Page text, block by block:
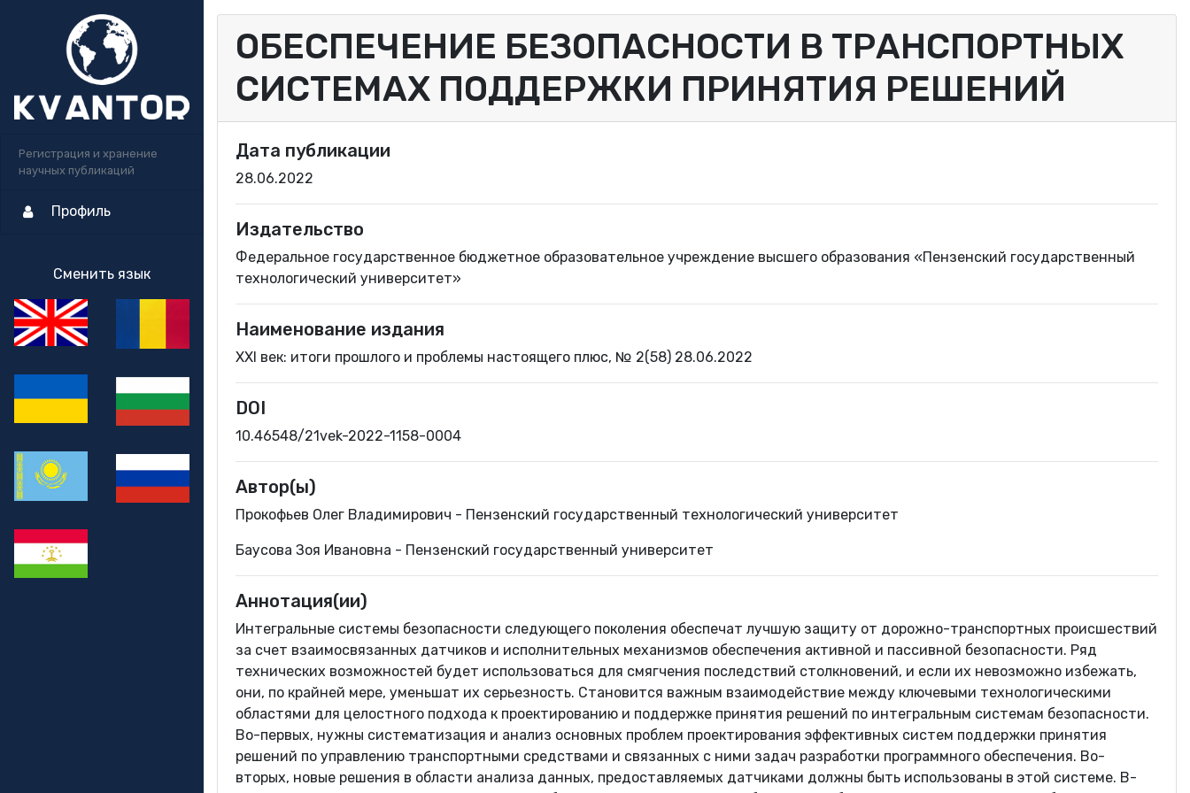
Регистрация и хранение
научных публикаций
Профиль
Сменить язык
ОБЕСПЕЧЕНИЕ БЕЗОПАСНОСТИ В ТРАНСПОРТНЫХ
СИСТЕМАХ ПОДДЕРЖКИ ПРИНЯТИЯ РЕШЕНИЙ
Дата публикации
28.06.2022
Издательство
Федеральное государственное бюджетное образовательное учреждение высшего образования «Пензенский государственный
технологический университет»
Наименование издания
XXI век: итоги прошлого и проблемы настоящего плюс, № 2(58) 28.06.2022
DOI
10.46548/21vek-2022-1158-0004
Автор(ы)
Прокофьев Олег Владимирович - Пензенский государственный технологический университет
Баусова Зоя Ивановна - Пензенский государственный университет
Аннотация(ии)
Интегральные системы безопасности следующего поколения обеспечат лучшую защиту от дорожно-транспортных происшествий
за счет взаимосвязанных датчиков и исполнительных механизмов обеспечения активной и пассивной безопасности. Ряд
технических возможностей будет использоваться для смягчения последствий столкновений, и если их невозможно избежать,
они, по крайней мере, уменьшат их серьезность. Становится важным взаимодействие между ключевыми технологическими
областями для целостного подхода к проектированию и поддержке принятия решений по интегральным системам безопасности.
Во-первых, нужны систематизация и анализ основных проблем проектирования эффективных систем поддержки принятия
решений по управлению транспортными средствами и связанных с ними задач разработки программного обеспечения. Во-
вторых, новые решения в области анализа данных, предоставляемых датчиками должны быть использованы в этой системе. В-